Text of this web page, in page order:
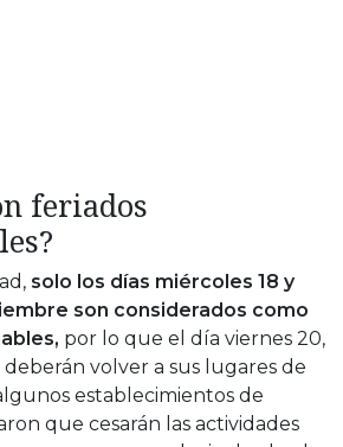
feriados
solo los días miércoles 18 y
son considerados como
por lo que el día viernes 20,
volver a sus lugares de
establecimientos de
que cesarán las actividades